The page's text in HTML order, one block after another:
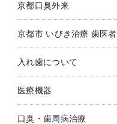
京都口臭外来
京都市 いびき治療 歯医者
入れ歯について
医療機器
口臭・歯周病治療